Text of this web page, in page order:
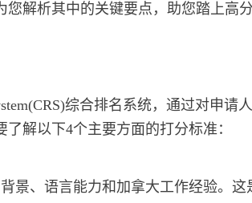
解析其中的关键要点，助您踏上高分
综合排名系统，通过对申
解以下4个主要方面的打分标准：
景、语言能力和加拿大工作经验。这